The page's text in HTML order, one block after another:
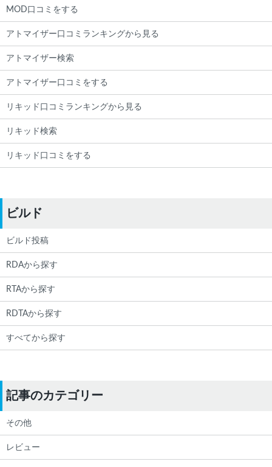
MOD口コミをする
アトマイザー口コミランキングから見る
アトマイザー検索
アトマイザー口コミをする
リキッド口コミランキングから見る
リキッド検索
リキッド口コミをする
ビルド
ビルド投稿
RDAから探す
RTAから探す
RDTAから探す
すべてから探す
記事のカテゴリー
その他
レビュー